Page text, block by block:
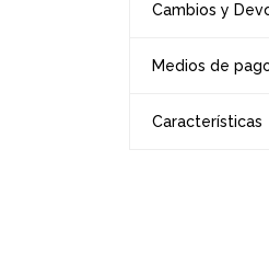
Cambios y
Medios de
Características